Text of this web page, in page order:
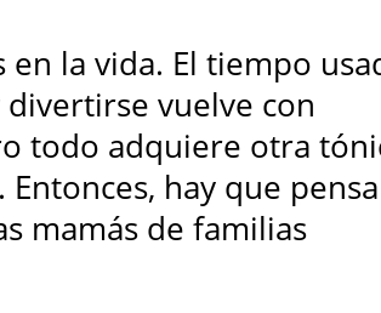
la vida. El tiempo
vuelve con
todo adquiere otra
hay que
mamás de familias